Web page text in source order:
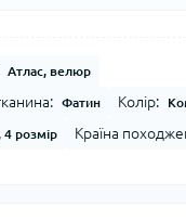
Атлас, велюр
Фатин Колір:
4 розмір Країна